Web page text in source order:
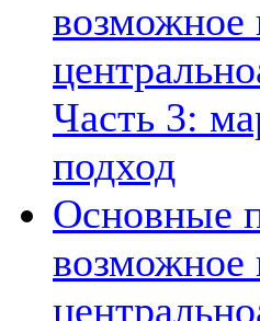
возможное
Часть 3:
подход
Основные
возможное